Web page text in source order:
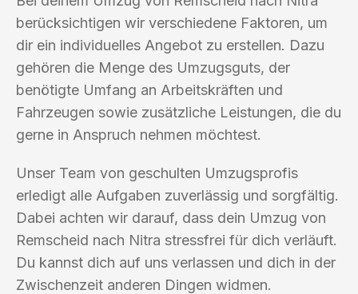
berücksichtigen wir verschiedene Faktoren, um
dir ein individuelles Angebot zu erstellen. Dazu
gehören die Menge des Umzugsguts, der
benötigte Umfang an Arbeitskräften und
Fahrzeugen sowie zusätzliche Leistungen, die du
gerne in Anspruch nehmen möchtest.
Unser Team von geschulten Umzugsprofis
erledigt alle Aufgaben zuverlässig und sorgfältig.
Dabei achten wir darauf, dass dein Umzug von
Remscheid nach Nitra stressfrei für dich verläuft.
Du kannst dich auf uns verlassen und dich in der
Zwischenzeit anderen Dingen widmen.